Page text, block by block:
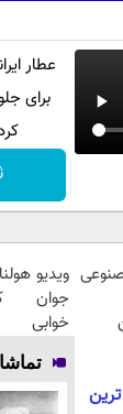
عطار
برای
ویدیو
جوان
آموزش